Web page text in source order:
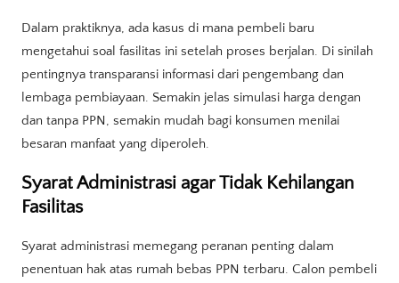
Dalam praktiknya, ada kasus di mana pembeli baru
mengetahui soal fasilitas ini setelah proses berjalan. Di sinilah
pentingnya transparansi informasi dari pengembang dan
lembaga pembiayaan. Semakin jelas simulasi harga dengan
dan tanpa PPN, semakin mudah bagi konsumen menilai
besaran manfaat yang diperoleh.
Syarat Administrasi agar Tidak Kehilangan
Fasilitas
Syarat administrasi memegang peranan penting dalam
penentuan hak atas rumah bebas PPN terbaru. Calon pembeli